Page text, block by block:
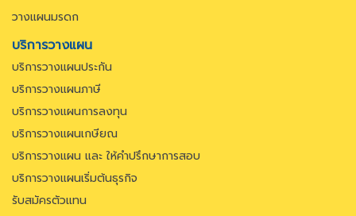
วางแผนมรดก
บริการวางแผน
บริการวางแผนประกัน
บริการวางแผนภาษี
บริการวางแผนการลงทุน
บริการวางแผนเกษียณ
บริการวางแผน และ ให้คำปรึกษาการสอบ
บริการวางแผนเริ่มต้นธุรกิจ
รับสมัครตัวแทน